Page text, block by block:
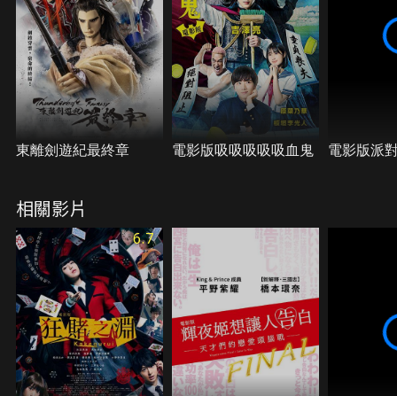
東離劍遊紀最終章 電影版吸吸吸吸吸血鬼 電影版派
相關影片
6.7